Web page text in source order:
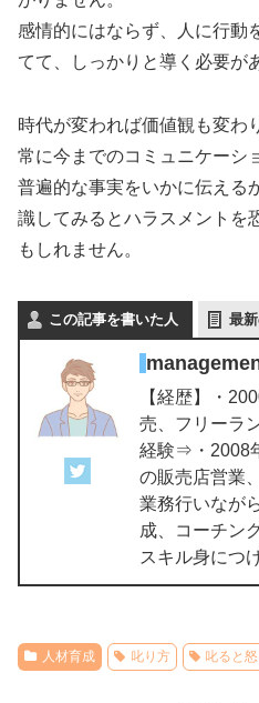
感情的にはならず、人に行動
てて、しっかりと導く必要が
時代が変われば価値観も変わ
常に今までのコミュニケーシ
普遍的な事実をいかに伝える
識してみるとハラスメントを
もしれません。
この記事を書いた人 最
【経歴】・
売、フリーラ
経験⇒・2008
の販売店営業
業務行いなが
成、コーチン
スキル身につ
人材育成 叱り方 叱ると